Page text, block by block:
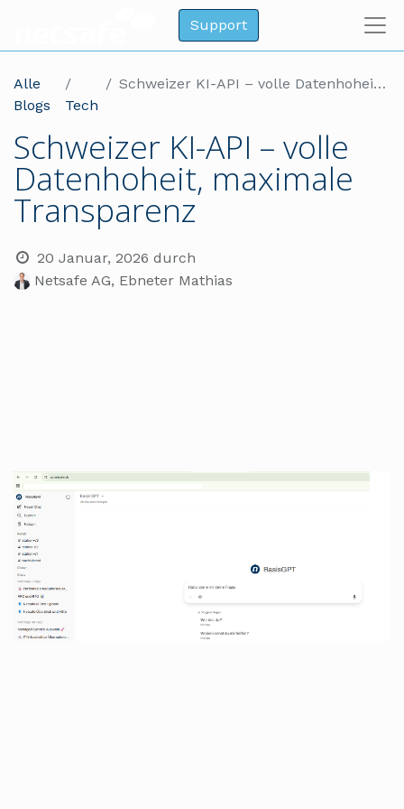
Support
Alle
Blogs
Tech
Schweizer KI-API – volle Datenhoheit, maximale Transparenz
Schweizer KI-API – volle
Datenhoheit, maximale
Transparenz
20 Januar, 2026 durch
Netsafe AG, Ebneter Mathias